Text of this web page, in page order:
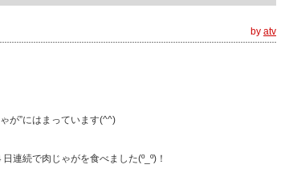
by atv
が”にはまっています(^^)
連続で肉じゃがを食べました(º_º)！